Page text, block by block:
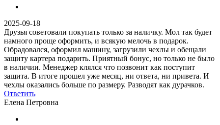
2025-09-18
Друзья советовали покупать только за наличку. Мол так будет
намного проще оформить, и всякую мелочь в подарок.
Обрадовался, оформил машину, загрузили чехлы и обещали
защиту картера подарить. Приятный бонус, но только не было
в наличии. Менеджер клялся что позвонит как поступит
защита. В итоге прошел уже месяц, ни ответа, ни привета. И
чехлы оказались больше по размеру. Разводят как дурачков.
Ответить
Елена Петровна